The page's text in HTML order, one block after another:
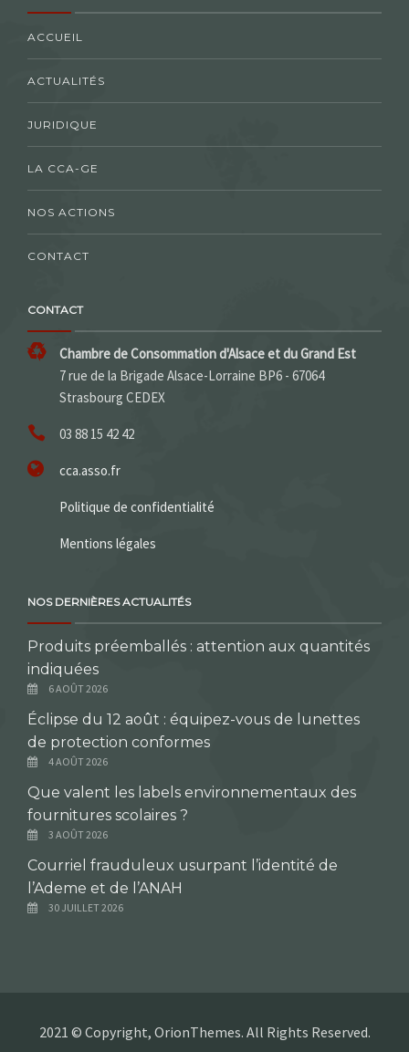
ACCUEIL
ACTUALITÉS
JURIDIQUE
LA CCA-GE
NOS ACTIONS
CONTACT
CONTACT
Chambre de Consommation d'Alsace et du Grand Est
7 rue de la Brigade Alsace-Lorraine BP6 - 67064
Strasbourg CEDEX
03 88 15 42 42
cca.asso.fr
Politique de confidentialité
Mentions légales
NOS DERNIÈRES ACTUALITÉS
Produits préemballés : attention aux quantités
indiquées
6 AOÛT 2026
Éclipse du 12 août : équipez-vous de lunettes
de protection conformes
4 AOÛT 2026
Que valent les labels environnementaux des
fournitures scolaires ?
3 AOÛT 2026
Courriel frauduleux usurpant l’identité de
l’Ademe et de l’ANAH
30 JUILLET 2026
2021 © Copyright, OrionThemes. All Rights Reserved.